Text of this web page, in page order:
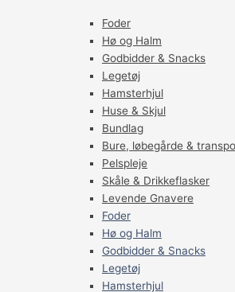
Foder
Hø og Halm
Godbidder & Snacks
Legetøj
Hamsterhjul
Huse & Skjul
Bundlag
Bure, løbegårde &
Pelspleje
Skåle & Drikkeflasker
Levende Gnavere
Foder
Hø og Halm
Godbidder & Snacks
Legetøj
Hamsterhjul